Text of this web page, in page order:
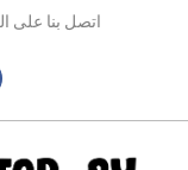
اتصل بنا على الرقم